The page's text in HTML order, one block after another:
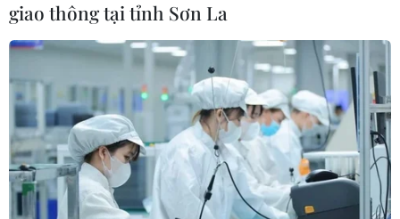
giao thông tại tỉnh Sơn La